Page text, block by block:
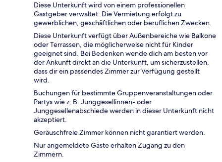
Diese Unterkunft wird von einem professionellen
Gastgeber verwaltet. Die Vermietung erfolgt zu
gewerblichen, geschäftlichen oder beruflichen Zwecken.
Diese Unterkunft verfügt über Außenbereiche wie Balkone
oder Terrassen, die möglicherweise nicht für Kinder
geeignet sind. Bei Bedenken wende dich am besten vor
der Ankunft direkt an die Unterkunft, um sicherzustellen,
dass dir ein passendes Zimmer zur Verfügung gestellt
wird.
Buchungen für bestimmte Gruppenveranstaltungen oder
Partys wie z. B. Junggesellinnen- oder
Junggesellenabschiede werden in dieser Unterkunft nicht
akzeptiert.
Geräuschfreie Zimmer können nicht garantiert werden.
Nur angemeldete Gäste erhalten Zugang zu den
Zimmern.